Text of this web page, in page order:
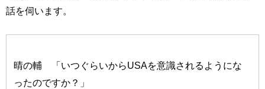
話を伺います。
晴の輔 「いつぐらいからUSAを意識されるようにな
ったのですか？」